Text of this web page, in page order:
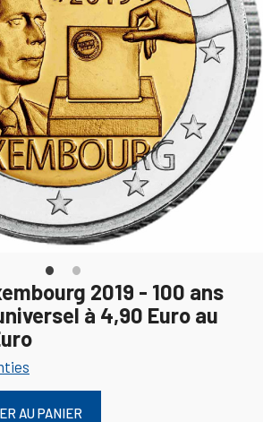
2019 - 100 ans
à 4,90 Euro au
AU PANIER